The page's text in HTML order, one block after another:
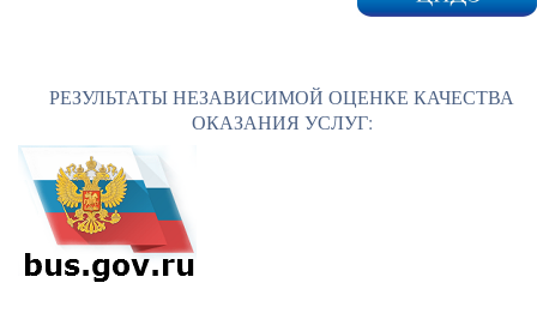
РЕЗУЛЬТАТЫ НЕЗАВИСИМОЙ ОЦЕНКЕ КАЧЕСТВА
ОКАЗАНИЯ УСЛУГ: